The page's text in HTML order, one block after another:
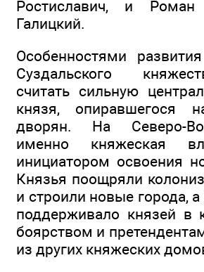
Ростиславич, и Роман
Галицкий.
Особенностями
Суздальского
считать сильную
князя, опиравшегося
дворян. На Северо-
именно княжеская
инициатором освоения
Князья поощряли
и строили новые города, а
поддерживало князей в
боярством и
из других княжеских